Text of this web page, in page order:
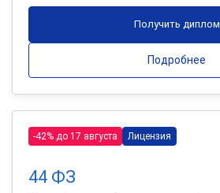
Получить диплом
Подробнее
-42% до 17 августа Лицензия
44 ФЗ